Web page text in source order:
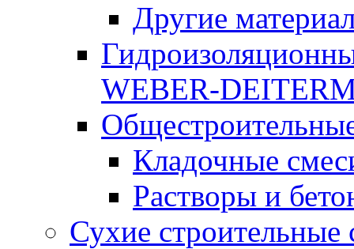
Другие
WEBER-
Кладочные
Растворы и
Сухие строительные